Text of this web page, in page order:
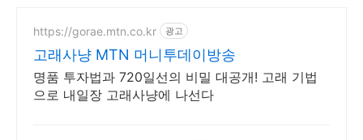
https://gorae.mtn.co.kr 광고
고래사냥 MTN 머니투데이방송
명품 투자법과 720일선의 비밀 대공개! 고래 기법
으로 내일장 고래사냥에 나선다